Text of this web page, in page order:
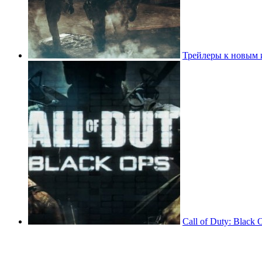
Трейлеры к новым
Call of Duty: Black